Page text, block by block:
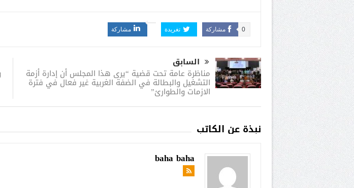
مشاركة 0 تغريدة مشاركة
السابق
مناظرة عامة تحت قضية “يرى هذا المجلس أن إدارة أزمة
التشغيل والبطالة في الضفة الغربية غير فعال في فترة
الازمات والطوارئ”
نبذة عن الكاتب
baha baha